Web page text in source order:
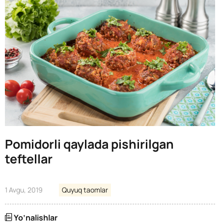
Pomidorli qaylada pishirilgan
teftellar
1 Avgu, 2019 Quyuq taomlar
Yo’nalishlar